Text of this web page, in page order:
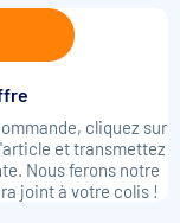
cliquez sur
et transmettez
Nous ferons notre
joint à votre colis !